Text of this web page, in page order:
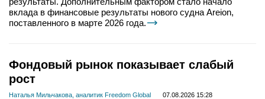
вклада в финансовые результаты нового судна Areion,
поставленного в марте 2026 года.
Фондовый рынок показывает слабый
рост
Наталья Мильчакова, аналитик Freedom Global
07.08.2026 15:28